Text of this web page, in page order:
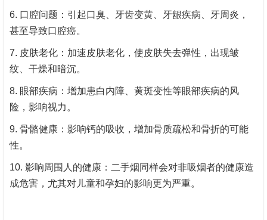
6. 口腔问题：引起口臭、牙齿变黄、牙龈疾病、牙周炎，
甚至导致口腔癌。
7. 皮肤老化：加速皮肤老化，使皮肤失去弹性，出现皱
纹、干燥和暗沉。
8. 眼部疾病：增加患白内障、黄斑变性等眼部疾病的风
险，影响视力。
9. 骨骼健康：影响钙的吸收，增加骨质疏松和骨折的可能
性。
10. 影响周围人的健康：二手烟同样会对非吸烟者的健康造
成危害，尤其对儿童和孕妇的影响更为严重。